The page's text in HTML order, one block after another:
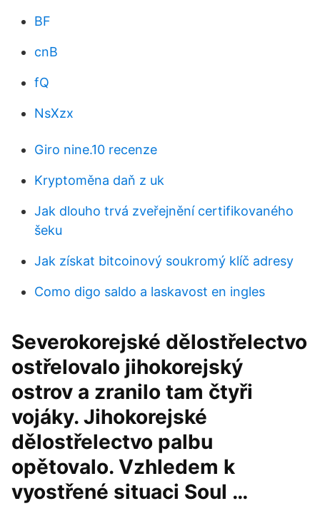
BF
cnB
fQ
NsXzx
Giro nine.10 recenze
Kryptoměna daň z uk
Jak dlouho trvá zveřejnění certifikovaného
šeku
Jak získat bitcoinový soukromý klíč adresy
Como digo saldo a laskavost en ingles
Severokorejské dělostřelectvo
ostřelovalo jihokorejský
ostrov a zranilo tam čtyři
vojáky. Jihokorejské
dělostřelectvo palbu
opětovalo. Vzhledem k
vyostřené situaci Soul …